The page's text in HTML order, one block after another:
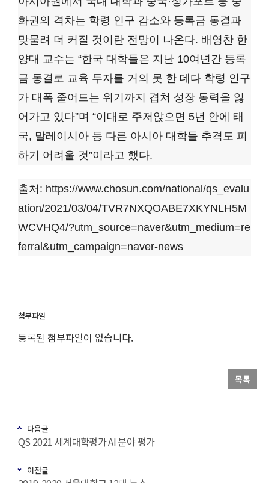
화권의 격차는 학령 인구 감소와 등록금 동결과
맞물려 더 커질 것이란 전망이 나온다. 배영찬 한
양대 교수는 “한국 대학들은 지난 10여년간 등록
금 동결로 교육 투자를 거의 못 한 데다 학령 인구
가 대폭 줄어드는 위기까지 겹쳐 성장 동력을 잃
어가고 있다”며 “이대로 주저앉으면 5년 안에 태
국, 말레이시아 등 다른 아시아 대학들 추격도 피
하기 어려울 것”이라고 했다.
출처: https://www.chosun.com/national/qs_evalu
ation/2021/03/04/TVR7NXQOABE7XKYNLH5M
WCVHQ4/?utm_source=naver&utm_medium=re
ferral&utm_campaign=naver-news
등록된 첨부파일이 없습니다.
목록
다음글
QS 2021 세계대학평가 AI 분야 평가
이전글